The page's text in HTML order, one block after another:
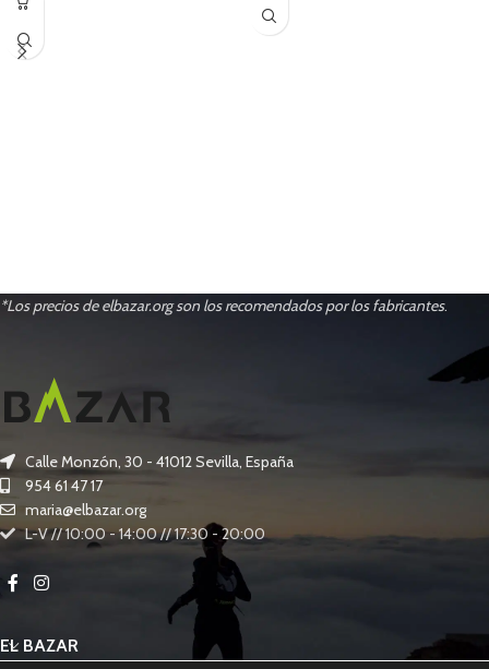
*Los precios de elbazar.org son los recomendados por los fabricantes.
Calle Monzón, 30 - 41012 Sevilla, España
954 61 47 17
maria@elbazar.org
L-V // 10:00 - 14:00 // 17:30 - 20:00
EL BAZAR